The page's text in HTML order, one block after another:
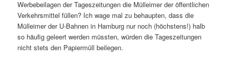
Werbebeilagen der Tageszeitungen die Mülleimer der öffentlichen
Verkehrsmittel füllen? Ich wage mal zu behaupten, dass die
Mülleimer der U-Bahnen in Hamburg nur noch (höchstens!) halb
so häufig geleert werden müssten, würden die Tageszeitungen
nicht stets den Papiermüll beilegen.